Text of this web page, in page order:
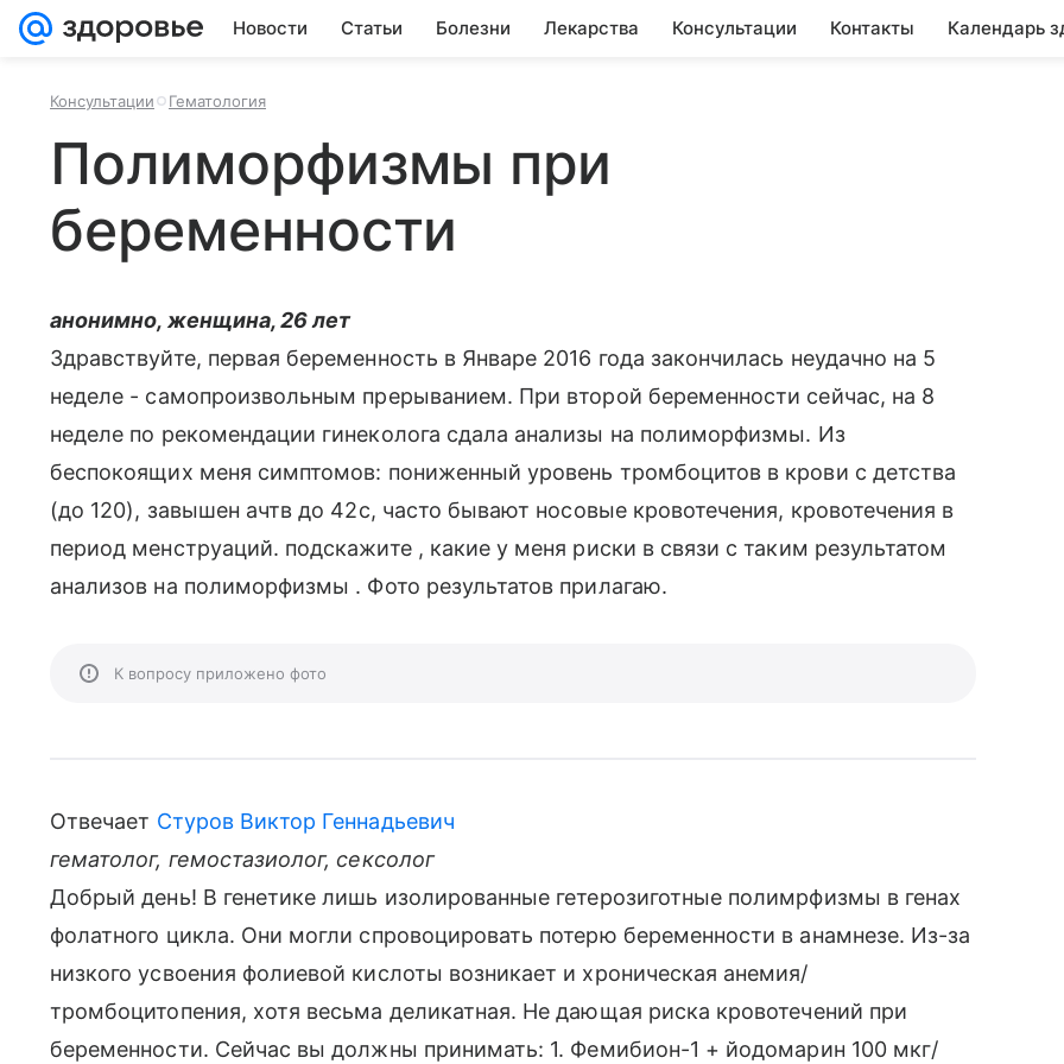
Новости Статьи Болезни Лекарства Консультации Контакты Календарь
Консультации Гематология
Полиморфизмы при
беременности
анонимно, женщина, 26 лет
Здравствуйте, первая беременность в Январе 2016 года закончилась неудачно на 5
неделе - самопроизвольным прерыванием. При второй беременности сейчас, на 8
неделе по рекомендации гинеколога сдала анализы на полиморфизмы. Из
беспокоящих меня симптомов: пониженный уровень тромбоцитов в крови с детства
(до 120), завышен ачтв до 42с, часто бывают носовые кровотечения, кровотечения в
период менструаций. подскажите , какие у меня риски в связи с таким результатом
анализов на полиморфизмы . Фото результатов прилагаю.
К вопросу приложено фото
Отвечает Стуров Виктор Геннадьевич
гематолог, гемостазиолог, сексолог
Добрый день! В генетике лишь изолированные гетерозиготные полимрфизмы в генах
фолатного цикла. Они могли спровоцировать потерю беременности в анамнезе. Из-за
низкого усвоения фолиевой кислоты возникает и хроническая анемия/
тромбоцитопения, хотя весьма деликатная. Не дающая риска кровотечений при
беременности. Сейчас вы должны принимать: 1. Фемибион-1 + йодомарин 100 мкг/